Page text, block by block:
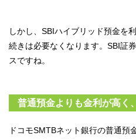
しかし、SBIハイブリッド預金を
続きは必要なくなります。SBI証
スですね。
普通預金よりも金利が高く
ドコモSMTBネット銀行の普通預